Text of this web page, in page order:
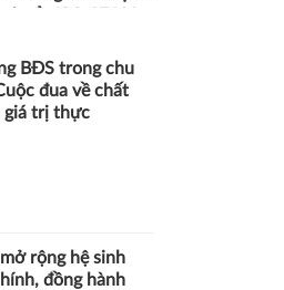
BĐS trong chu
đua về chất
giá trị thực
rộng hệ sinh
đồng hành